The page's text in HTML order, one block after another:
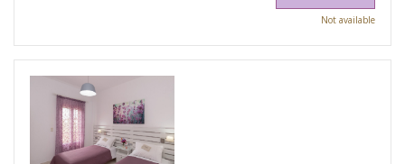
Not available